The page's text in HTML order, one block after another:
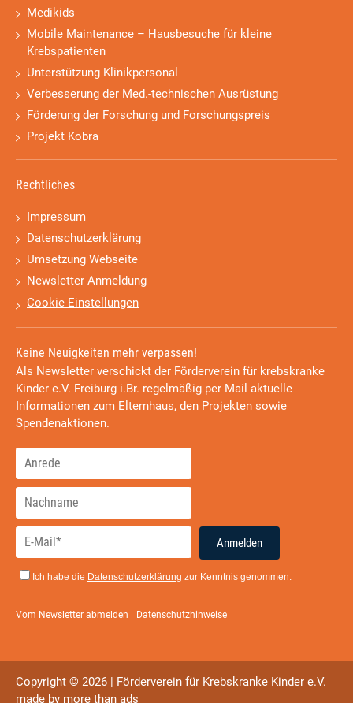
Medikids
Mobile Maintenance – Hausbesuche für kleine
Krebspatienten
Unterstützung Klinikpersonal
Verbesserung der Med.-technischen Ausrüstung
Förderung der Forschung und Forschungspreis
Projekt Kobra
Rechtliches
Impressum
Datenschutzerklärung
Umsetzung Webseite
Newsletter Anmeldung
Cookie Einstellungen
Keine Neuigkeiten mehr verpassen!
Als Newsletter verschickt der Förderverein für krebskranke
Kinder e.V. Freiburg i.Br. regelmäßig per Mail aktuelle
Informationen zum Elternhaus, den Projekten sowie
Spendenaktionen.
Anmelden
Ich habe die Datenschutzerklärung zur Kenntnis genommen.
Vom Newsletter abmelden Datenschutzhinweise
Copyright © 2026 | Förderverein für Krebskranke Kinder e.V.
made by more than ads